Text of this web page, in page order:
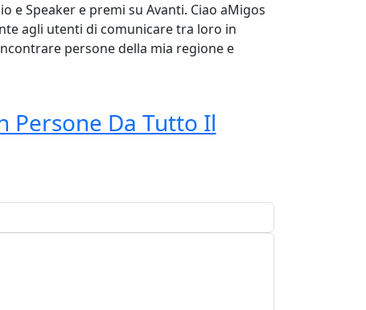
e Speaker e premi su Avanti. Ciao aMigos
agli utenti di comunicare tra loro in
persone della mia regione e
Persone Da Tutto Il